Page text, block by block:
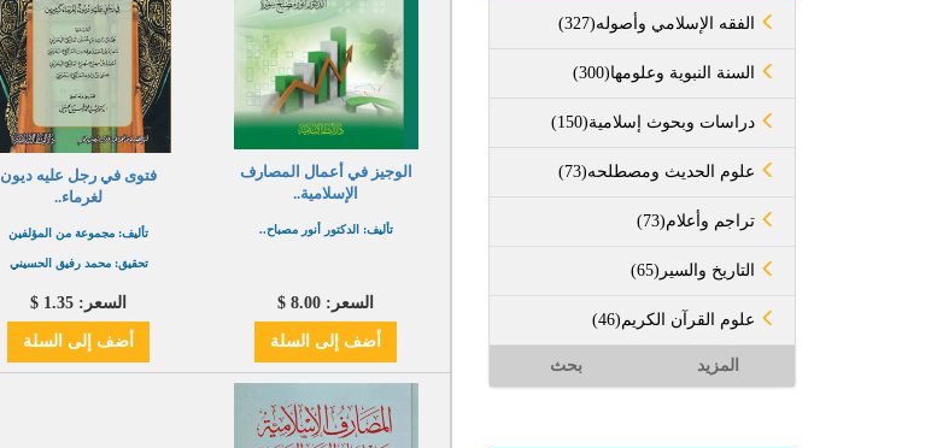
الوجيز في أعمال المصارف
الإسلامية..
تأليف: الدكتور أنور مصباح..
السعر: 8.00 $
أضف إلى السلة
فتوى في رجل عليه ديون
لغرماء..
تأليف: مجموعة من المؤلفين
تحقيق: محمد رفيق الحسيني
السعر: 1.35 $
أضف إلى السلة
بحث المزيد